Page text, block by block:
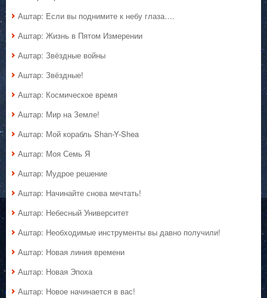
Аштар: Если вы поднимите к небу глаза….
Аштар: Жизнь в Пятом Измерении
Аштар: Звёздные войны
Аштар: Звёздные!
Аштар: Космическое время
Аштар: Мир на Земле!
Аштар: Мой корабль Shan-Y-Shea
Аштар: Моя Семь Я
Аштар: Мудрое решение
Аштар: Начинайте снова мечтать!
Аштар: Небесный Университет
Аштар: Необходимые инструменты вы давно получили!
Аштар: Новая линия времени
Аштар: Новая Эпоха
Аштар: Новое начинается в вас!